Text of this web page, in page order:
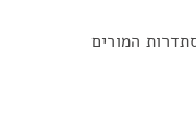
המורים